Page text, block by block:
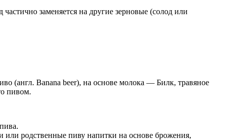
заменяется на другие зерновые (солод или
(англ. Banana beer), на основе молока — Билк, травяное
пивом.
или родственные пиву напитки на основе брожения,